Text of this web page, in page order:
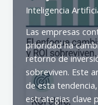
se
avecina
Inteligencia
Las empresas
prioridad ha
retorno de
sobreviven. Este
de esta
estrategias clave